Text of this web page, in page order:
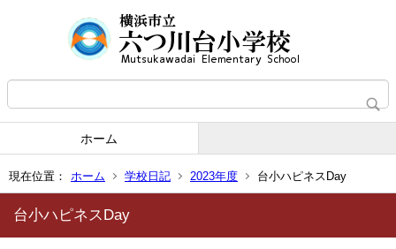
ホーム
現在位置： ホーム 学校日記 2023年度 台小ハピネスDay
台小ハピネスDay